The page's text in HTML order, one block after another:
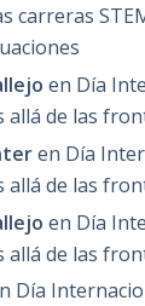
carreras
en Día
allá de las
en Día
allá de las
en Día
allá de las
Día